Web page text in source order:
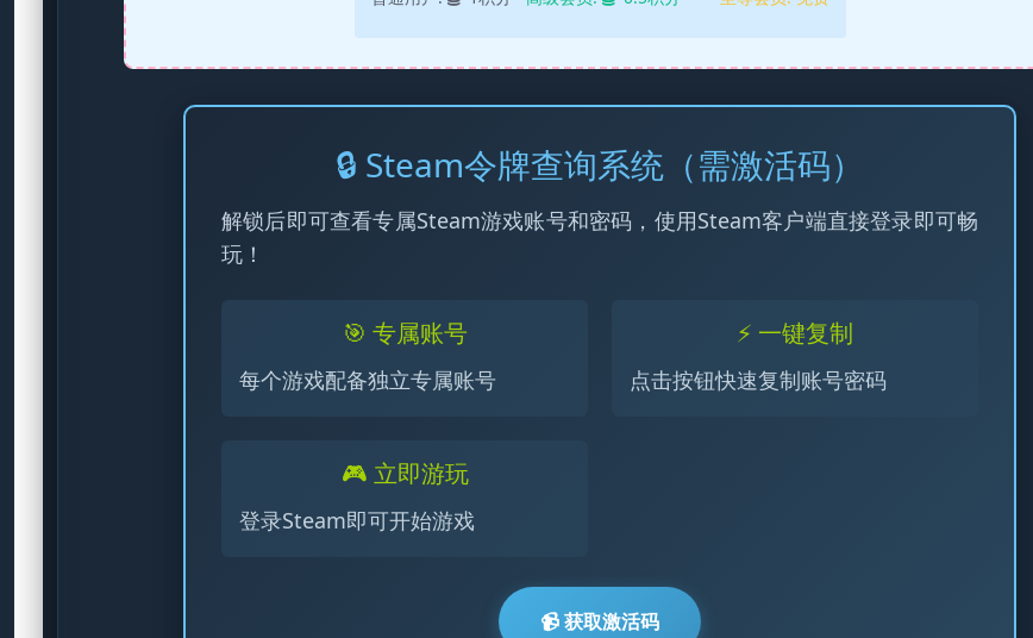
🔒 Steam令牌查询系统（需激活码）
解锁后即可查看专属Steam游戏账号和密码，使用Steam客户端直接登录即可畅
玩！
🎯 专属账号
每个游戏配备独立专属账号
⚡ 一键复制
点击按钮快速复制账号密码
🎮 立即游玩
登录Steam即可开始游戏
📹 获取激活码